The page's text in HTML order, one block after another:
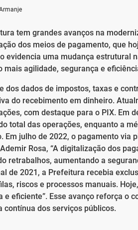
tem grandes avanços na
dos meios de pagamento, que
evidencia uma mudança estrutural
mais agilidade, segurança e
dos dados de impostos, taxas e
do recebimento em dinheiro.
com destaque para o PIX. Em
total das operações, enquanto a
Em julho de 2022, o pagamento via
Rosa, “A digitalização dos
retrabalhos, aumentando a
de 2021, a Prefeitura recebia
riscos e processos manuais.
e eficiente”. Esse avanço reforça o
contínua dos serviços públicos.